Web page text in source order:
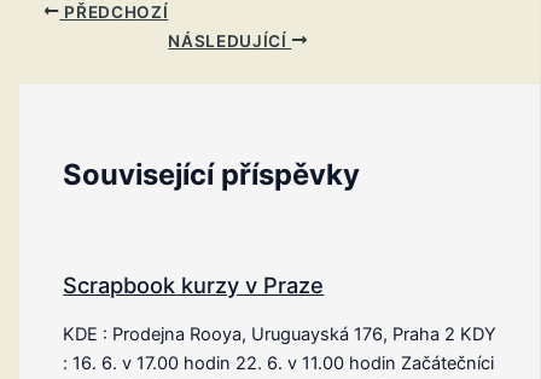
PŘEDCHOZÍ
NÁSLEDUJÍCÍ
Související příspěvky
Scrapbook kurzy v Praze
KDE : Prodejna Rooya, Uruguayská 176, Praha 2 KDY
: 16. 6. v 17.00 hodin 22. 6. v 11.00 hodin Začátečníci